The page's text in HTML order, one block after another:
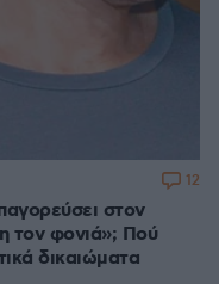
στον
τον φονιά»; Πού
δικαιώματα
12